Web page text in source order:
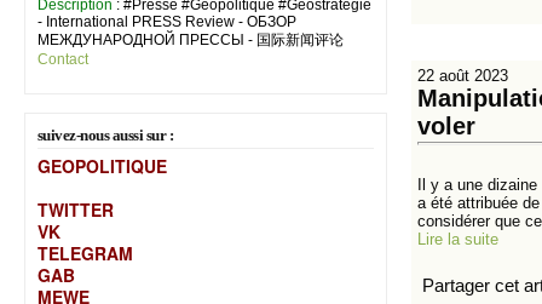
Description : #Presse #Géopolitique #Géostratégie
- International PRESS Review - ОБЗОР
МЕЖДУНАРОДНОЙ ПРЕССЫ - 国际新闻评论
Contact
suivez-nous aussi sur :
GEOPOLITIQUE
TWITTER
VK
TELEGRAM
GAB
MEWE
22 août 2023
voler
Il y a une
a été attribuée
considérer que
Lire la suite
Partager cet